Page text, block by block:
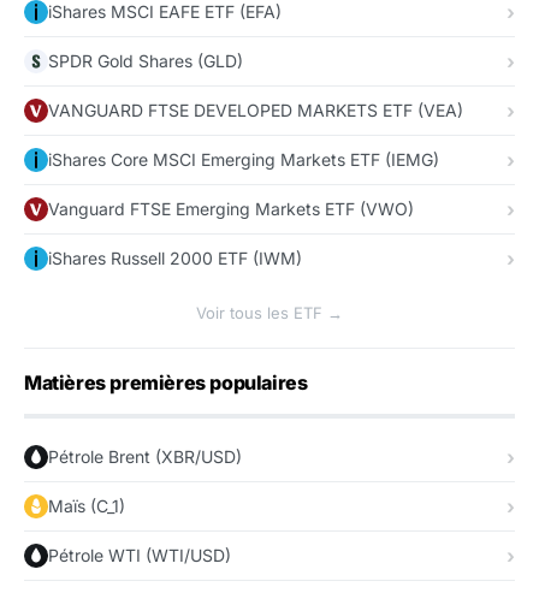
iShares MSCI EAFE ETF (EFA)
SPDR Gold Shares (GLD)
VANGUARD FTSE DEVELOPED MARKETS ETF (VEA)
iShares Core MSCI Emerging Markets ETF (IEMG)
Vanguard FTSE Emerging Markets ETF (VWO)
iShares Russell 2000 ETF (IWM)
Voir tous les ETF →
Matières premières populaires
Pétrole Brent (XBR/USD)
Maïs (C_1)
Pétrole WTI (WTI/USD)